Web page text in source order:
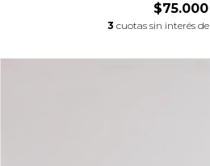
$75.000
3 cuotas sin interés de